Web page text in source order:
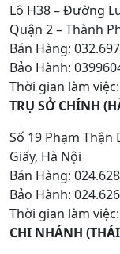
Lô H38 – Đường
Quận 2 – Thành
Bán Hàng:
Bảo Hành:
Thời gian làm việc:
TRỤ SỞ CHÍNH
Số 19 Phạm
Giấy, Hà Nội
Bán Hàng:
Bảo Hành:
Thời gian làm việc:
CHI NHÁNH